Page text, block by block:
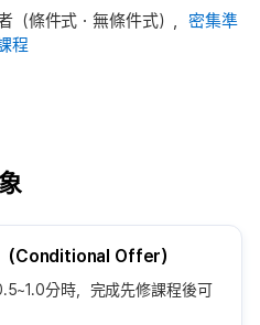
（條件式・無條件式），密集準
程
Conditional Offer）
分時，完成先修課程後可